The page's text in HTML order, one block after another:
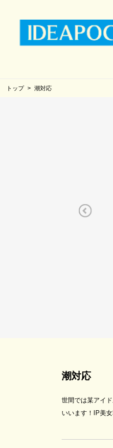
トップ 潮対応
潮対応
世間では某アイ
いいます！IP美